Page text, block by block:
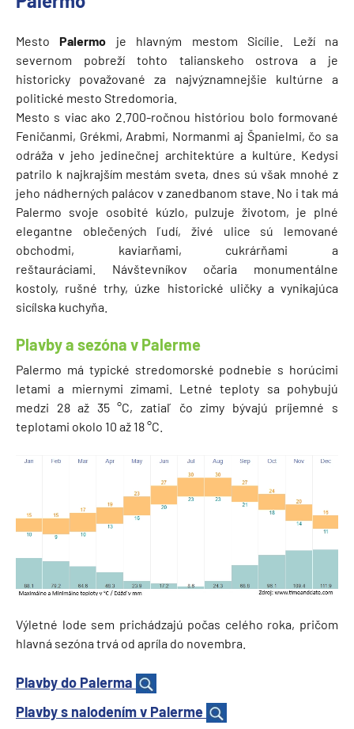
MestoPalermo je hlavným mestom Sicílie. Leží na
severnom pobreží tohto talianskeho ostrova a je
historicky považované za najvýznamnejšie kultúrne a
politické mesto Stredomoria.
Mesto s viac ako 2.700-ročnou históriou bolo formované
Feničanmi, Grékmi, Arabmi, Normanmi aj Španielmi, čo sa
odráža v jeho jedinečnej architektúre a kultúre. Kedysi
patrilo k najkrajším mestám sveta, dnes sú však mnohé z
jeho nádherných palácov v zanedbanom stave. No i tak má
Palermo svoje osobité kúzlo, pulzuje životom, je plné
elegantne oblečených ľudí, živé ulice sú lemované
obchodmi, kaviarňami, cukrárňami a
reštauráciami. Návštevníkov očaria monumentálne
kostoly, rušné trhy, úzke historické uličky a vynikajúca
sicílska kuchyňa.
Plavby a sezóna v Palerme
Palermo má typické stredomorské podnebie s horúcimi
letami a miernymi zimami. Letné teploty sa pohybujú
medzi 28 až 35 °C, zatiaľ čo zimy bývajú príjemné s
teplotami okolo 10 až 18 °C.
Výletné lode sem prichádzajú počas celého roka, pričom
hlavná sezóna trvá od apríla do novembra.
Plavby do Palerma
Plavby s nalodením v Palerme